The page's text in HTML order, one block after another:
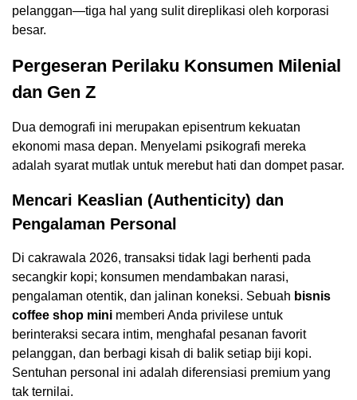
pelanggan—tiga hal yang sulit direplikasi oleh korporasi
besar.
Pergeseran Perilaku Konsumen Milenial
dan Gen Z
Dua demografi ini merupakan episentrum kekuatan
ekonomi masa depan. Menyelami psikografi mereka
adalah syarat mutlak untuk merebut hati dan dompet pasar.
Mencari Keaslian (Authenticity) dan
Pengalaman Personal
Di cakrawala 2026, transaksi tidak lagi berhenti pada
secangkir kopi; konsumen mendambakan narasi,
pengalaman otentik, dan jalinan koneksi. Sebuah bisnis
coffee shop mini memberi Anda privilese untuk
berinteraksi secara intim, menghafal pesanan favorit
pelanggan, dan berbagi kisah di balik setiap biji kopi.
Sentuhan personal ini adalah diferensiasi premium yang
tak ternilai.